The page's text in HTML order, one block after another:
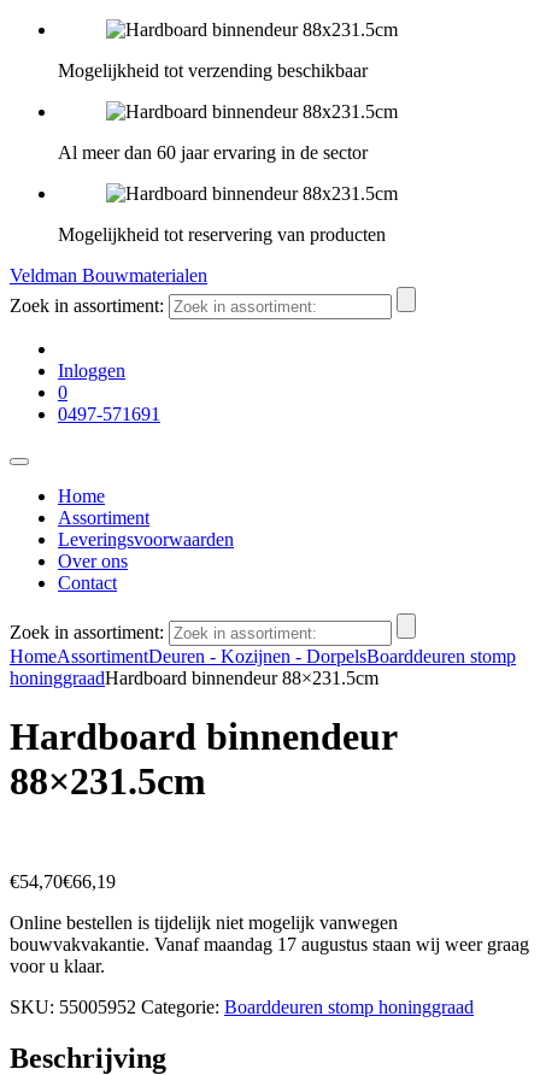
Mogelijkheid tot verzending beschikbaar
Al meer dan 60 jaar ervaring in de sector
Mogelijkheid tot reservering van producten
Veldman Bouwmaterialen
Zoek in assortiment:
Inloggen
0
0497-571691
Home
Assortiment
Leveringsvoorwaarden
Over ons
Contact
Zoek in assortiment:
HomeAssortimentDeuren - Kozijnen - DorpelsBoarddeuren stomp
honinggraadHardboard binnendeur 88×231.5cm
Hardboard binnendeur
88×231.5cm
€54,70€66,19
Online bestellen is tijdelijk niet mogelijk vanwegen
bouwvakvakantie. Vanaf maandag 17 augustus staan wij weer graag
voor u klaar.
SKU: 55005952 Categorie: Boarddeuren stomp honinggraad
Beschrijving